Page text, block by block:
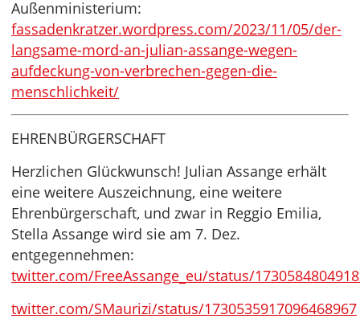
Außenministerium:
fassadenkratzer.wordpress.com/2023/11/05/der-
langsame-mord-an-julian-assange-wegen-
aufdeckung-von-verbrechen-gegen-die-
menschlichkeit/
EHRENBÜRGERSCHAFT
Herzlichen Glückwunsch! Julian Assange erhält
eine weitere Auszeichnung, eine weitere
Ehrenbürgerschaft, und zwar in Reggio Emilia,
Stella Assange wird sie am 7. Dez.
entgegennehmen:
twitter.com/FreeAssange_eu/status/
twitter.com/SMaurizi/status/1730535917096468967